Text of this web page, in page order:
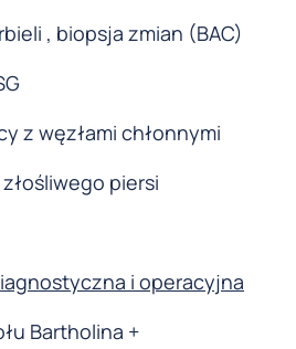
, biopsja zmian (BAC)
z węzłami chłonnymi
piersi
i operacyjna
Bartholina +